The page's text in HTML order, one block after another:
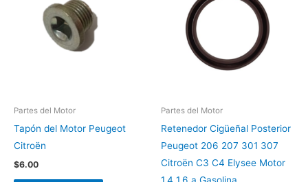
Partes del Motor
Tapón del Motor Peugeot
Citroën
$6.00
Partes del Motor
Retenedor Cigüeñal Posterior
Peugeot 206 207 301 307
Citroën C3 C4 Elysee Motor